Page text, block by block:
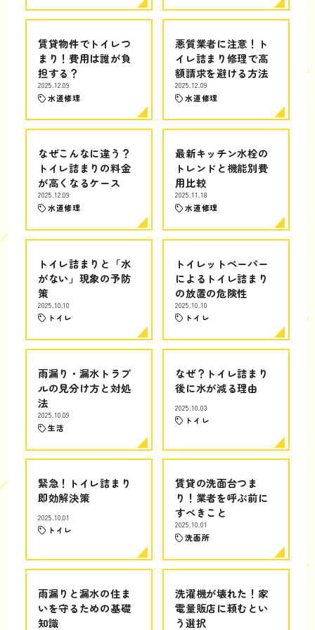
賃貸物件でトイレつ
まり！費用は誰が負
担する？
2025.12.09
水道修理
悪質業者に注意！ト
イレ詰まり修理で高
額請求を避ける方法
2025.12.09
水道修理
なぜこんなに違う？
トイレ詰まりの料金
が高くなるケース
2025.12.09
水道修理
最新キッチン水栓の
トレンドと機能別費
用比較
2025.11.18
水道修理
トイレ詰まりと「水
がない」現象の予防
策
2025.10.10
トイレ
トイレットペーパー
によるトイレ詰まり
の放置の危険性
2025.10.10
トイレ
雨漏り・漏水トラブ
ルの見分け方と対処
法
2025.10.09
生活
なぜ？トイレ詰まり
後に水が減る理由
2025.10.03
トイレ
緊急！トイレ詰まり
即効解決策
2025.10.01
トイレ
賃貸の洗面台つま
り！業者を呼ぶ前に
すべきこと
2025.10.01
洗面所
雨漏りと漏水の住ま
いを守るための基礎
知識
洗濯機が壊れた！家
電量販店に頼むとい
う選択